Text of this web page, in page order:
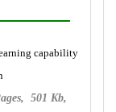
capability
501 Kb,